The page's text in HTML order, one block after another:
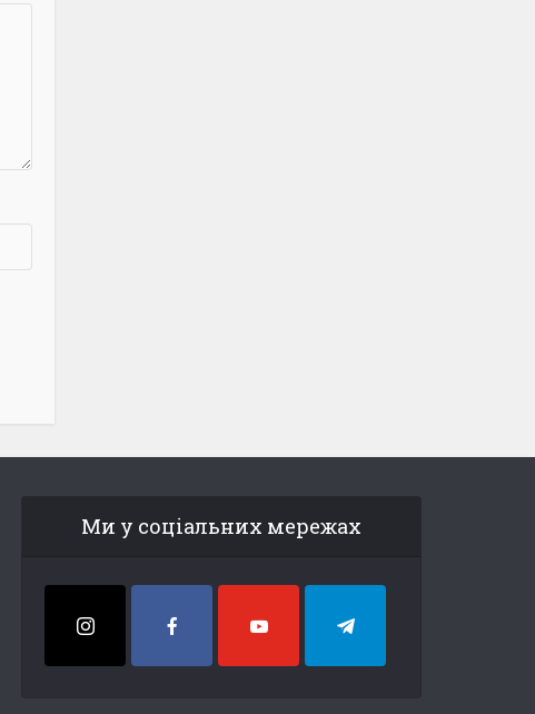
Ми у соціальних мережах